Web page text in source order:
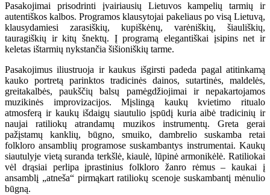
Pasakojimai prisodrinti įvairiausių Lietuvos kampelių tarmių ir
autentiškos kalbos. Programos klausytojai pakeliaus po visą Lietuvą,
klausydamiesi zarasiškių, kupiškėnų, varėniškių, šiauliškių,
tauragiškių ir kitų šnektų. Į programą elegantiškai įsipins net ir
keletas ištarmių nykstančia šišioniškių tarme.
Pasakojimus iliustruoja ir kaukus išgirsti padeda pagal atitinkamą
kauko portretą parinktos tradicinės dainos, sutartinės, maldelės,
greitakalbės, paukščių balsų pamėgdžiojimai ir nepakartojamos
muzikinės improvizacijos. Mįslingą kaukų kvietimo ritualo
atmosferą ir kaukų išdaigų siautulio įspūdį kuria aibė tradicinių ir
naujai ratiliokų atrandamų muzikos instrumentų. Greta gerai
pažįstamų kanklių, būgno, smuiko, dambrelio suskamba retai
folkloro ansamblių programose suskambantys instrumentai. Kaukų
siautulyje vietą suranda terkšlė, kiaulė, lūpinė armonikėlė. Ratiliokai
vėl drąsiai perlipa įprastinius folkloro žanro rėmus – kaukai į
ansamblį „atneša“ pirmąkart ratiliokų scenoje suskambantį mėnulio
būgną.